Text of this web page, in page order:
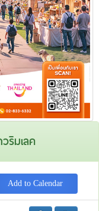
ริมเลค
Add to Calendar